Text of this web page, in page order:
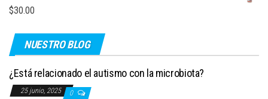
$30.00
NUESTRO BLOG
¿Está relacionado el autismo con la microbiota?
25 junio, 2025 0